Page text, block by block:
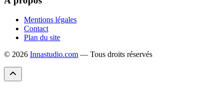
Mentions légales
Contact
Plan du site
© 2026 Innastudio.com — Tous droits réservés